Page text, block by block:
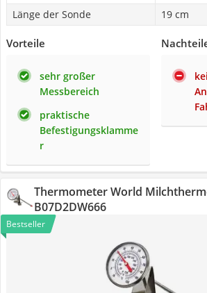
Länge der Sonde 19 cm
Vorteile
sehr großer
Messbereich
praktische
Befestigungsklamme
r
Thermometer World
B07D2DW666
Bestseller